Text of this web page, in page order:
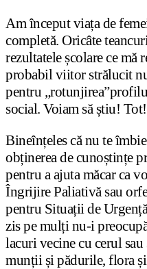
Am început viața de
completă. Oricâte
rezultatele școlare ce mă
probabil viitor strălucit
pentru
social. Voiam să știu! Tot!
Bineînțeles că nu te
obținerea de cunoștințe
pentru a ajuta măcar ca
Îngrijire Paliativă sau
pentru Situații de
zis pe mulți nu-i
lacuri vecine cu cerul sau
munții și pădurile, flora